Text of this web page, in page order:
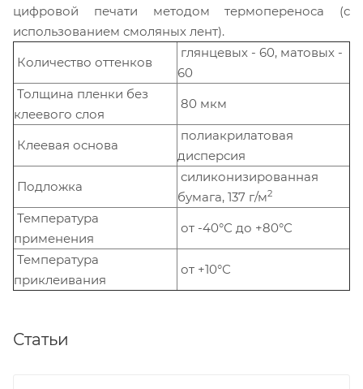
цифровой печати методом термопереноса (с
использованием смоляных лент).
Количество оттенков
глянцевых - 60, матовых -
60
Толщина пленки без
клеевого слоя
80 мкм
Клеевая основа
полиакрилатовая
дисперсия
Подложка
силиконизированная
бумага, 137 г/м2
Температура
применения
от -40°С до +80°С
Температура
приклеивания
от +10°С
Статьи